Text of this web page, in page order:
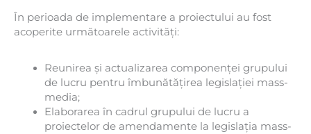
În perioada de implementare a proiectului au fost
acoperite următoarele activități:
Reunirea și actualizarea componenței grupului
de lucru pentru îmbunătățirea legislației mass-
media;
Elaborarea în cadrul grupului de lucru a
proiectelor de amendamente la legislația mass-